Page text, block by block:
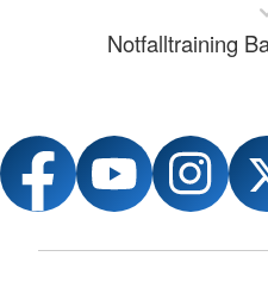
Notfalltraining